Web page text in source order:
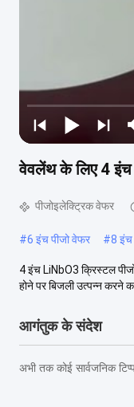
वेवलेंथ के लिए 4 इंच
पीजोइलेक्ट्रिक वेफर
#6 इंच पीजो वेफर #8 इंच
4 इंच LiNbO3 क्रिस्टल
होने पर बिजली उत्पन्न करने क...
आगंतुक के संदेश
अभी तक कोई सार्वजनिक